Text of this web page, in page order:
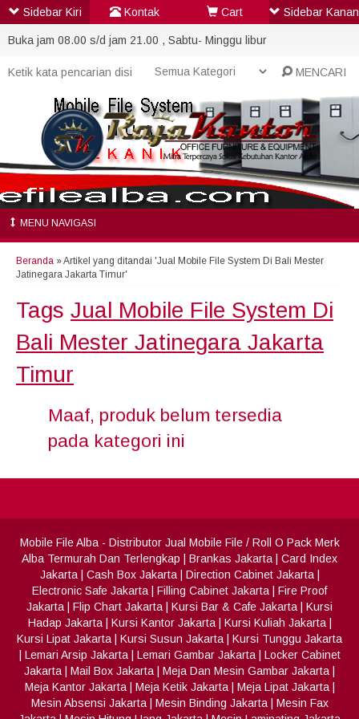
Buka jam 08.00 s/d jam 21.00 , Sabtu- Minggu libur
MENCARI
MENU NAVIGASI
Beranda »Artikel yang ditandai 'Jual Mobile File System Di Bali Mester
Jatinegara Jakarta Timur'
Tags Jual Mobile File System Di
Bali Mester Jatinegara Jakarta
Timur
Maaf, produk belum tersedia
pada kategori ini
Mobile File Alba- Distributor Jual Mobile File / Roll O Pack Merk
Alba Termurah Dan Terlengkap
Brankas Jakarta
Card Index
Jakarta| Cash Box Jakarta| Direction Cabinet Jakarta|
Electronic Safe Jakarta
Filling Cabinet Jakarta
Fire Proof
Jakarta
Flip Chart Jakarta Kursi Bar & Cafe Jakarta
Kursi
Hadap Jakarta| Kursi Kantor Jakarta| Kursi Kuliah Jakarta|
Kursi Lipat Jakarta
Kursi Susun Jakarta
Kursi Tunggu Jakarta
Lemari Arsip Jakarta| Lemari Gambar Jakarta| Locker Cabinet
Jakarta
Mail Box Jakarta Meja Dan Mesin Gambar Jakarta
Meja Kantor Jakarta| Meja Ketik Jakarta| Meja Lipat Jakarta|
Mesin Absensi Jakarta| Mesin Binding Jakarta| Mesin Fax
Sidebar Kiri Kontak Cart Sidebar Kanan